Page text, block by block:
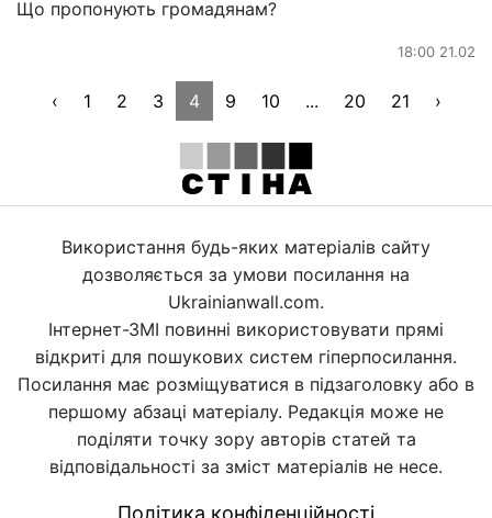
Що пропонують громадянам?
18:00 21.02
‹ 1 2 3 4 9 10 ... 20 21 ›
Використання будь-яких матеріалів сайту
дозволяється за умови посилання на
Ukrainianwall.com.
Інтернет-ЗМІ повинні використовувати прямі
відкриті для пошукових систем гіперпосилання.
Посилання має розміщуватися в підзаголовку або в
першому абзаці матеріалу. Редакція може не
поділяти точку зору авторів статей та
відповідальності за зміст матеріалів не несе.
Політика конфіденційності